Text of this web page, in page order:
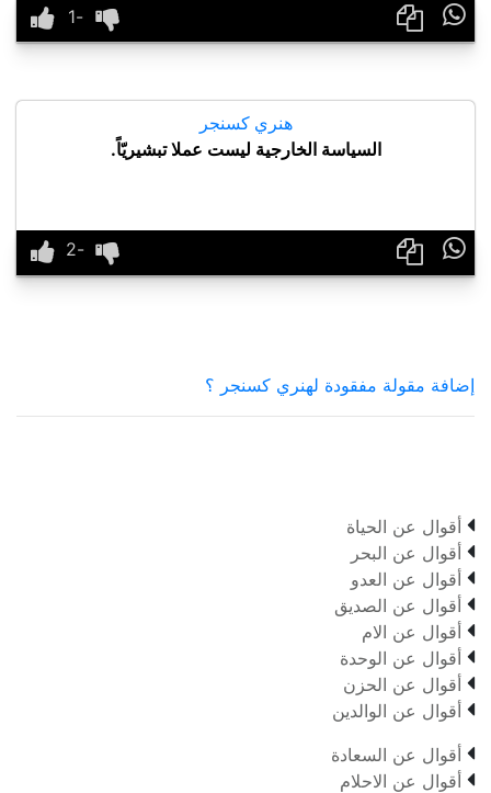

هنري كسنجر
السياسة الخارجية ليست عملا تبشيريّاً.

إضافة مقولة مفقودة لهنري كسنجر ؟
 أقوال عن الحياة
 أقوال عن البحر
 أقوال عن العدو
 أقوال عن الصديق
 أقوال عن الام
 أقوال عن الوحدة
 أقوال عن الحزن
 أقوال عن الوالدين
 أقوال عن السعادة
 أقوال عن الاحلام